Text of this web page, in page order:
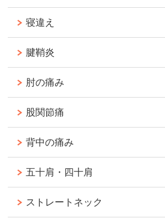
寝違え
腱鞘炎
肘の痛み
股関節痛
背中の痛み
五十肩・四十肩
ストレートネック